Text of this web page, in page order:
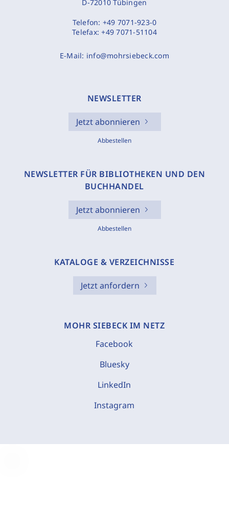
D-72010 Tübingen
Telefon: +49 7071-923-0
Telefax:+49 7071-51104
E-Mail: info@mohrsiebeck.com
NEWSLETTER
Jetzt abonnieren
Abbestellen
NEWSLETTER FÜR BIBLIOTHEKEN UND DEN
BUCHHANDEL
Jetzt abonnieren
Abbestellen
KATALOGE & VERZEICHNISSE
Jetzt anfordern
MOHR SIEBECK IM NETZ
Facebook
Bluesky
LinkedIn
Instagram